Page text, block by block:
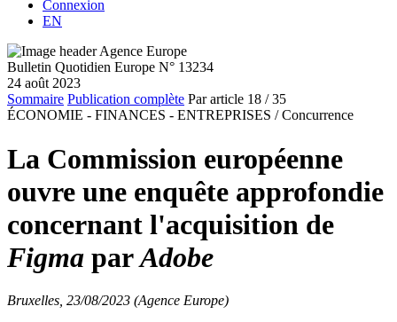
Connexion
EN
Bulletin Quotidien Europe N° 13234
24 août 2023
Sommaire Publication complète Par article 18 / 35
ÉCONOMIE - FINANCES - ENTREPRISES / Concurrence
La Commission européenne
ouvre une enquête approfondie
concernant l'acquisition de
Figma parAdobe
Bruxelles, 23/08/2023 (Agence Europe)